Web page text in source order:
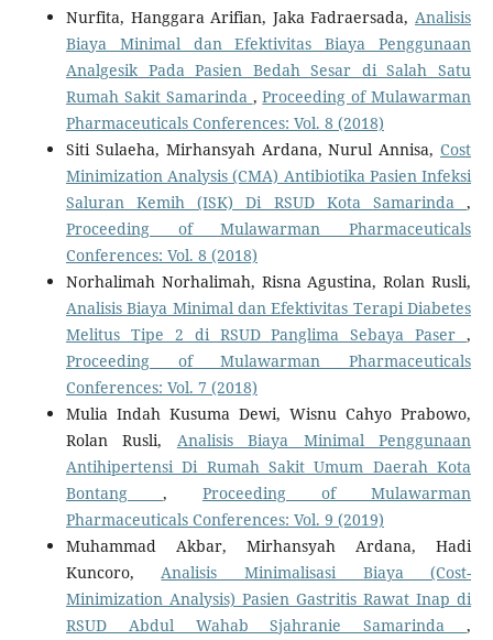
Nurfita, Hanggara Arifian, Jaka Fadraersada,Analisis
Biaya Minimal dan Efektivitas Biaya Penggunaan
Analgesik Pada Pasien Bedah Sesar di Salah Satu
Rumah Sakit Samarinda ,Proceeding of Mulawarman
Pharmaceuticals Conferences: Vol. 8 (2018)
Siti Sulaeha, Mirhansyah Ardana, Nurul Annisa,Cost
Minimization Analysis (CMA) Antibiotika Pasien Infeksi
Saluran Kemih (ISK) Di RSUD Kota Samarinda,
Proceeding of Mulawarman Pharmaceuticals
Conferences: Vol. 8 (2018)
Norhalimah Norhalimah, Risna Agustina, Rolan Rusli,
Analisis Biaya Minimal dan Efektivitas Terapi Diabetes
Melitus Tipe 2 di RSUD Panglima Sebaya Paser,
Proceeding of Mulawarman Pharmaceuticals
Conferences: Vol. 7 (2018)
Mulia Indah Kusuma Dewi, Wisnu Cahyo Prabowo,
Rolan Rusli, Analisis Biaya Minimal Penggunaan
Antihipertensi Di Rumah Sakit Umum Daerah Kota
Bontang , Proceeding of Mulawarman
Pharmaceuticals Conferences: Vol. 9 (2019)
Muhammad Akbar, Mirhansyah Ardana, Hadi
Kuncoro,Analisis Minimalisasi Biaya (Cost-
Minimization Analysis) Pasien Gastritis Rawat Inap di
RSUD Abdul Wahab Sjahranie Samarinda,